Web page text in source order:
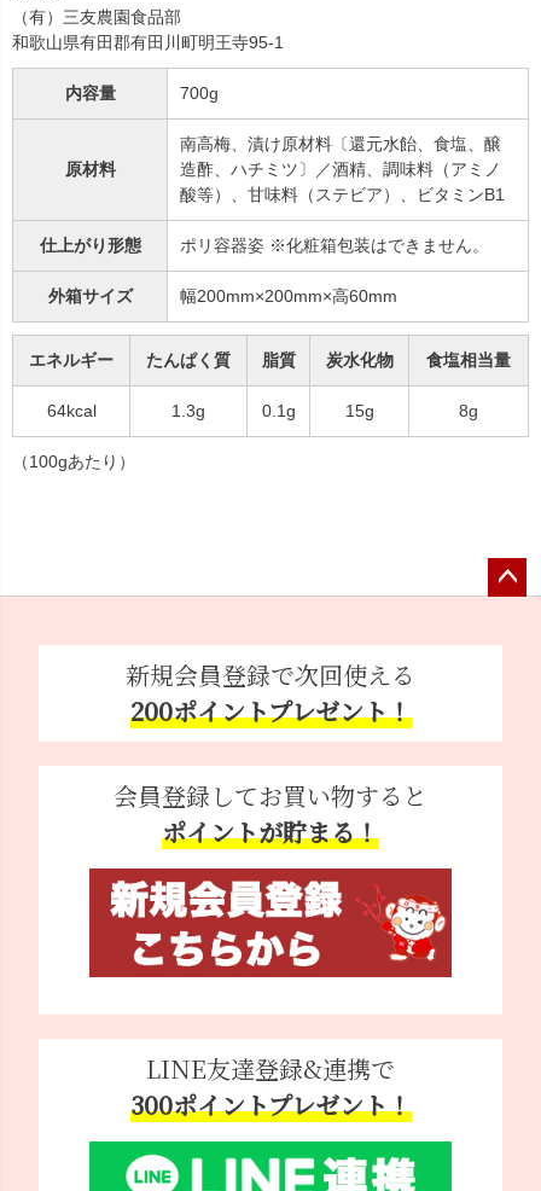
（有）三友農園食品部
和歌山県有田郡有田川町明王寺95-1
内容量 700g
原材料
南高梅、漬け原材料〔還元水飴、食塩、醸
造酢、ハチミツ〕／酒精、調味料（アミノ
酸等）、甘味料（ステビア）、ビタミンB1
仕上がり形態 ポリ容器姿 ※化粧箱包装はできません。
外箱サイズ 幅200mm×200mm×高60mm
エネルギー たんぱく質 脂質 炭水化物 食塩相当量
64kcal 1.3g 0.1g 15g 8g
（100gあたり）
新規会員登録で次回使える
200ポイントプレゼント！
会員登録してお買い物すると
ポイントが貯まる！
LINE友達登録&連携で
300ポイントプレゼント！